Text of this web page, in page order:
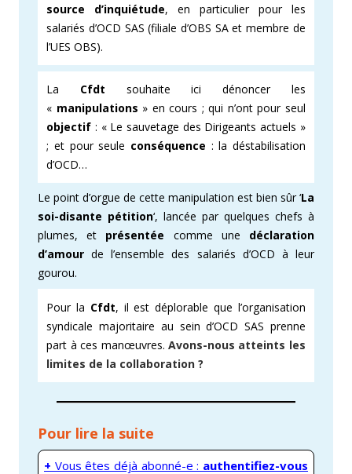
source d’inquiétude, en particulier pour les
salariés d’OCD SAS (filiale d’OBS SA et membre de
l’UES OBS).
La Cfdt souhaite ici dénoncer les
« manipulations » en cours ; qui n’ont pour seul
objectif : « Le sauvetage des Dirigeants actuels »
; et pour seule conséquence : la déstabilisation
d’OCD…
Le point d’orgue de cette manipulation est bien sûr ‘La
soi-disante pétition‘, lancée par quelques chefs à
plumes, et présentée comme une déclaration
d’amour de l’ensemble des salariés d’OCD à leur
gourou.
Pour la Cfdt, il est déplorable que l’organisation
syndicale majoritaire au sein d’OCD SAS prenne
part à ces manœuvres. Avons-nous atteints les
limites de la collaboration ?
Pour lire la suite
+ Vous êtes déjà abonné-e : authentifiez-vous